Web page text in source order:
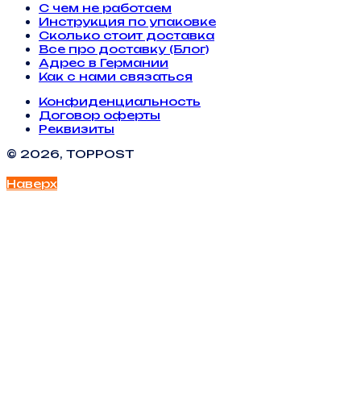
С чем не работаем
Инструкция по упаковке
Сколько стоит доставка
Все про доставку (Блог)
Адрес в Германии
Как с нами связаться
Конфиденциальность
Договор оферты
Реквизиты
© 2026, TOPPOST
Наверх